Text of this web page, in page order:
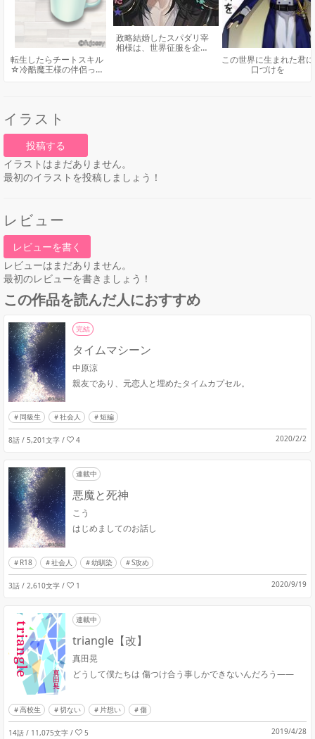
転生したらチートスキル
☆冷酷魔王様の伴侶って
政略結婚したスパダリ宰
相様は、世界征服を企む
この世界に生まれた君に
口づけを
イラスト
投稿する
イラストはまだありません。
最初のイラストを投稿しましょう！
レビュー
レビューを書く
レビューはまだありません。
最初のレビューを書きましょう！
この作品を読んだ人におすすめ
完結
タイムマシーン
中原涼
親友であり、元恋人と埋めたタイムカプセル。
同級生 社会人 短編
8話 / 5,201文字 / 4 2020/2/2
連載中
悪魔と死神
こう
はじめましてのお話し
R18 社会人 幼馴染 S攻め
3話 / 2,610文字 / 1 2020/9/19
連載中
triangle【改】
真田晃
どうして僕たちは 傷つけ合う事しかできないんだろう――
高校生 切ない 片想い 傷
14話 / 11,075文字 / 5 2019/4/28